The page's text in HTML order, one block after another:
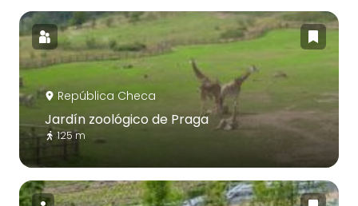
República Checa
Jardín zoológico de Praga
125 m